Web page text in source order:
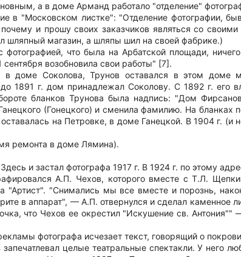
а в доме Арманд работало "отделение"
в "Московском листке": "Отделение фотографии,
и прошу своих заказчиков являться со
шляпный магазин, а шляпы шил на своей фабрике.)
фотографией, что была на Арбатской площади,
возобновила свои работы" [7].
доме Соколова, Трунов оставался в этом доме
1891 г. дом принадлежал Соколову. С 1892 г. его
бланков Трунова была надпись: "Дом
(Гонецкого) и сменила фамилию. На
на Петровке, в доме Ганецкой. В 1904 г.
ремонта в доме Лямина).
и застал фотографа 1917 г. В 1924 г. по этому
А.П. Чехов, которого вместе с Т.Л.
"Артист". "Снимались мы все вместе и порознь,
в аппарат", — А.П. отвернулся и сделал
что Чехов ее окрестил "Искушение св.
фотографа исчезает текст, говорящий о
целые театральные спектакли. У него